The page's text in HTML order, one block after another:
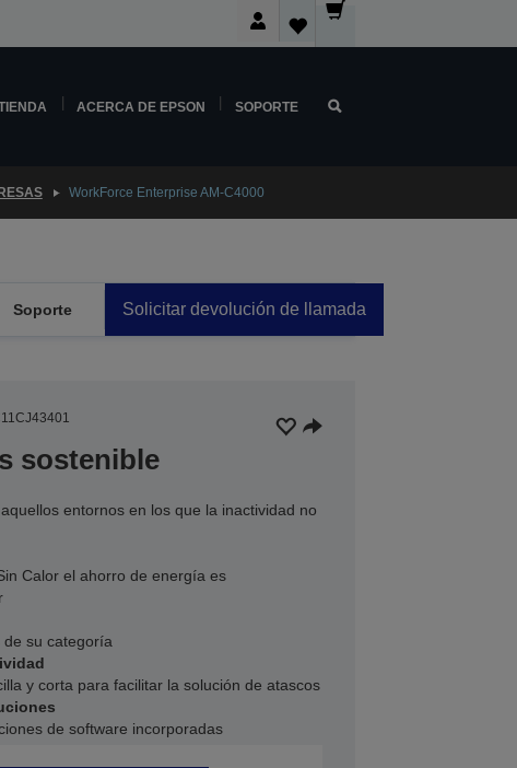
ACERCA DE EPSON SOPORTE
WorkForce Enterprise AM-C4000
Soporte Solicitar devolución de llamada
sostenible
entornos en los que la inactividad no
Calor el ahorro de energía es
su categoría
y corta para facilitar la solución de atascos
de software incorporadas